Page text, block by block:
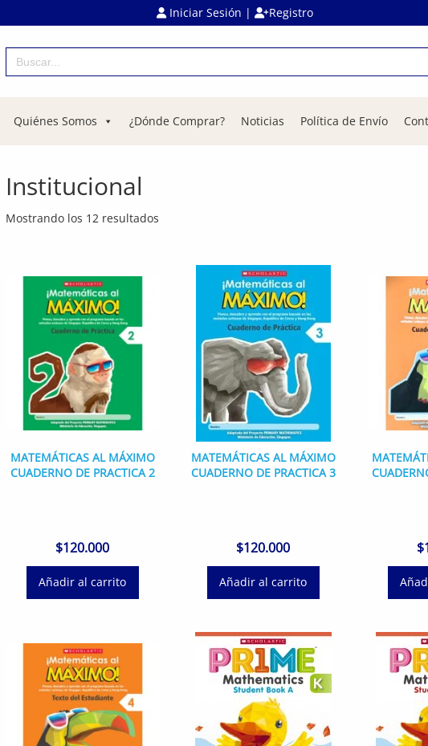
Iniciar Sesión | Registro
Buscar:
Quiénes Somos ¿Dónde Comprar? Noticias Política de Envío
Institucional
Mostrando los 12 resultados
MATEMÁTICAS AL MÁXIMO
CUADERNO DE PRACTICA 2
$120.000
Añadir al carrito
MATEMÁTICAS AL MÁXIMO
CUADERNO DE PRACTICA 3
$120.000
Añadir al carrito
$